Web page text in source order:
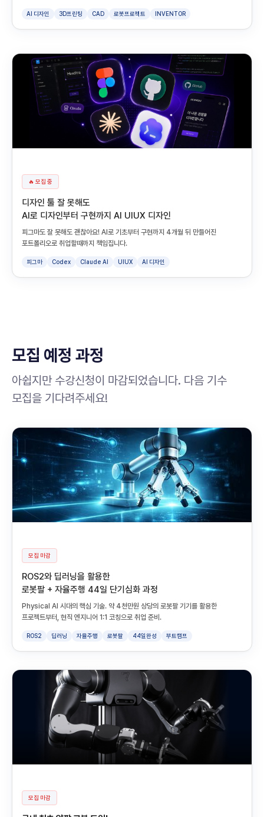
AI 디자인 3D프린팅 CAD 로봇프로젝트 INVENTOR
🔥 모집 중
디자인 툴 잘 못해도
AI로 디자인부터 구현까지 AI UIUX 디자인
피그마도 잘 못해도 괜찮아요! AI로 기초부터 구현까지 4개월 뒤 만들어진
포트폴리오로 취업할때까지 책임집니다.
피그마 Codex Claude AI UIUX AI 디자인
모집 예정 과정
아쉽지만 수강신청이 마감되었습니다. 다음 기수
모집을 기다려주세요!
모집 마감
ROS2와 딥러닝을 활용한
로봇팔 + 자율주행 44일 단기심화 과정
Physical AI 시대의 핵심 기술. 약 4천만원 상당의 로봇팔 기기를 활용한
프로젝트부터, 현직 엔지니어 1:1 코칭으로 취업 준비.
ROS2 딥러닝 자율주행 로봇팔 44일완성 부트캠프
모집 마감